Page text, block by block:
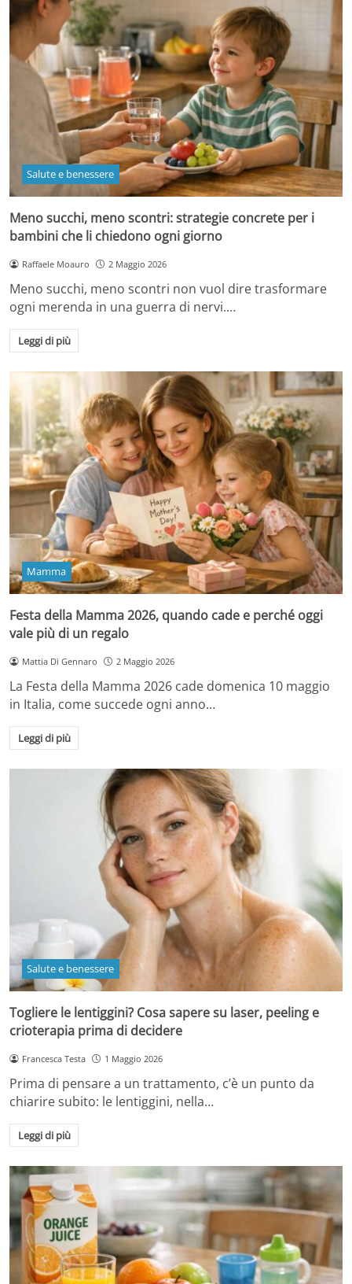
Salute e benessere
Meno succhi, meno scontri: strategie concrete per i
bambini che li chiedono ogni giorno
Raffaele Moauro 2 Maggio 2026
Meno succhi, meno scontri non vuol dire trasformare
ogni merenda in una guerra di nervi.…
Leggi di più
Mamma
Festa della Mamma 2026, quando cade e perché oggi
vale più di un regalo
Mattia Di Gennaro 2 Maggio 2026
La Festa della Mamma 2026 cade domenica 10 maggio
in Italia, come succede ogni anno…
Leggi di più
Salute e benessere
Togliere le lentiggini? Cosa sapere su laser, peeling e
crioterapia prima di decidere
Francesca Testa 1 Maggio 2026
Prima di pensare a un trattamento, c’è un punto da
chiarire subito: le lentiggini, nella…
Leggi di più